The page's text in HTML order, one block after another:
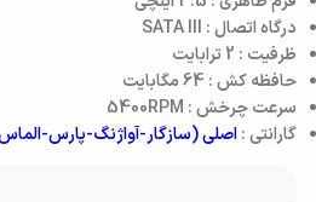
درگاه اتصال : SATA III
ظرفیت : 2 ترابایت
حافظه کش :‌ 64 مگابایت
سرعت چرخش : 5400RPM
گارانتی :اصلی (سازگار-آواژنگ-پارس-